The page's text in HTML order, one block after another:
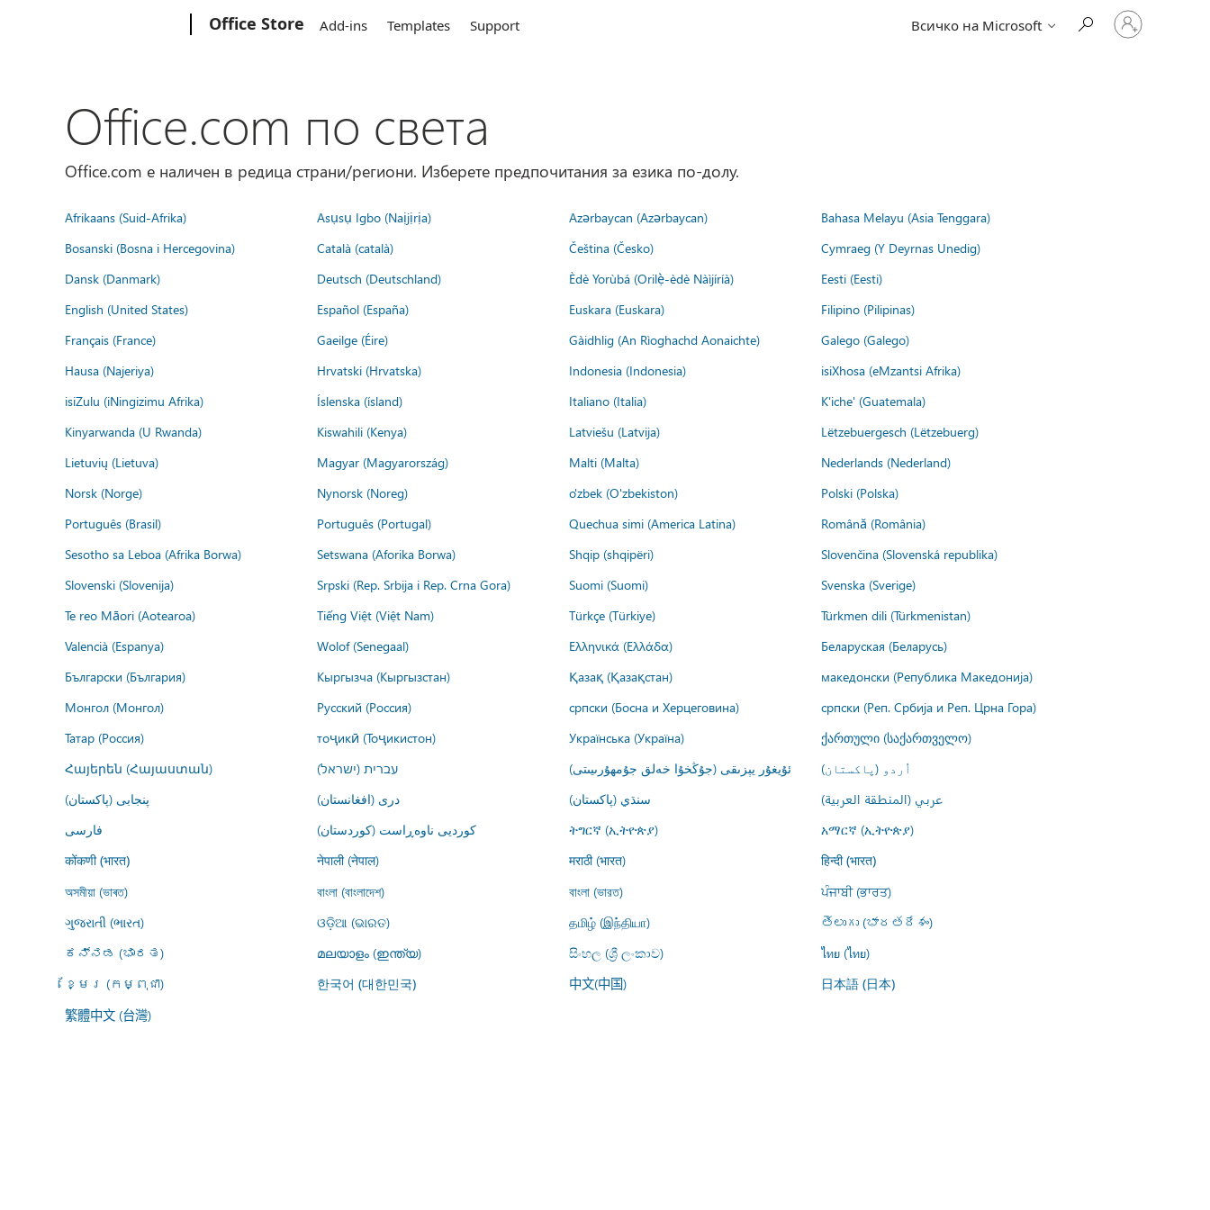
Office Store Add-ins Templates Support Всичко на Microsoft
Влезте
във
вашия
Office.com по света
Office.com е наличен в редица страни/региони. Изберете предпочитания за езика по-долу.
Afrikaans (Suid-Afrika) Asụsụ Igbo (Naịjịrịa) Azərbaycan (Azərbaycan)
Bahasa Melayu (Asia Tenggara)
Bosanski (Bosna i Hercegovina)
Català (català) Čeština (Česko)
Cymraeg (Y Deyrnas Unedig)
Dansk (Danmark)
Deutsch (Deutschland) Èdè Yorùbá (Orilẹ̀-èdè Nàìjíríà)
Eesti (Eesti)
English (United States)
Español (España) Euskara (Euskara)
Filipino (Pilipinas)
Français (France)
Gaeilge (Éire) Gàidhlig (An Rìoghachd Aonaichte)
Galego (Galego)
Hausa (Najeriya)
Hrvatski (Hrvatska) Indonesia (Indonesia)
isiXhosa (eMzantsi Afrika)
isiZulu (iNingizimu Afrika)
Íslenska (ísland) Italiano (Italia)
K'iche' (Guatemala)
Kinyarwanda (U Rwanda)
Kiswahili (Kenya) Latviešu (Latvija)
Lëtzebuergesch (Lëtzebuerg)
Lietuvių (Lietuva)
Magyar (Magyarország) Malti (Malta)
Nederlands (Nederland)
Norsk (Norge)
Nynorsk (Noreg) o'zbek (O'zbekiston)
Polski (Polska)
Português (Brasil)
Português (Portugal) Quechua simi (America Latina)
Română (România)
Sesotho sa Leboa (Afrika Borwa)
Setswana (Aforika Borwa) Shqip (shqipëri)
Slovenčina (Slovenská republika)
Slovenski (Slovenija)
Srpski (Rep. Srbija i Rep. Crna Gora) Suomi (Suomi)
Svenska (Sverige)
Te reo Māori (Aotearoa)
Tiếng Việt (Việt Nam) Türkçe (Türkiye)
Türkmen dili (Türkmenistan)
Valencià (Espanya)
Wolof (Senegaal) Ελληνικά (Ελλάδα)
Беларуская (Беларусь)
Български (България)
Кыргызча (Кыргызстан) Қазақ (Қазақстан)
македонски (Република Македонија)
Монгол (Монгол)
Русский (Россия) српски (Босна и Херцеговина)
српски (Реп. Србија и Реп. Црна Гора)
Татар (Россия)
тоҷикӣ (Тоҷикистон) Українська (Україна)
ქართული (საქართველო)
Հայերեն (Հայաստան)
עברית (ישראל) ئۇيغۇر يېزىقى (جۇڭخۇا خەلق جۇمھۇرىيىتى)
اُردو (پاکستان)
پنجابی (پاکستان)
درى (افغانستان) سنڌي (پاکستان)
عربي (المنطقة العربية)
فارسى
کوردیی ناوەڕاست (کوردستان) ትግርኛ (ኢትዮጵያ) አማርኛ (ኢትዮጵያ)
कोंकणी (भारत) नेपाली (नेपाल) मराठी (भारत) हिन्दी (भारत)
অসমীয়া (ভাৰত) বাংলা (বাংলাদেশ) বাংলা (ভারত)
ਪੰਜਾਬੀ (ਭਾਰਤ)
ગુજરાતી (ભારત)
ଓଡ଼ିଆ (ଭାରତ) தமிழ் (இந்தியா)
తెలుగు (భారతదేశం)
ಕನ್ನಡ (ಭಾರತ)
മലയാളം (ഇന്ത്യ) සිංහල (ශ්‍රී ලංකාව)
ไทย (ไทย)
ខ្មែរ (កម្ពុជា)
한국어 (대한민국) 中文(中国) 日本語 (日本)
繁體中文 (台灣)